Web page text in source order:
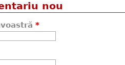
nou
*